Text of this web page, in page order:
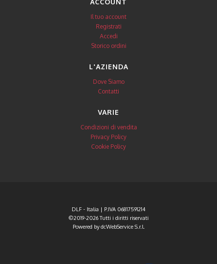
ACCOUNT
Il tuo account
Registrati
Accedi
Storico ordini
L'AZIENDA
Dove Siamo
Contatti
VARIE
Condizioni di vendita
Privacy Policy
Cookie Policy
DLF - Italia | P.IVA 06817591214
©2019-2026 Tutti i diritti riservati
Powered bydcWebService S.r.l.